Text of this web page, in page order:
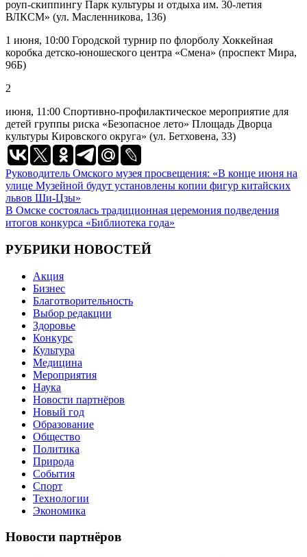
роуп-скиппингу Парк культуры и отдыха им. 30-летия
ВЛКСМ» (ул. Масленникова, 136)
1 июня, 10:00 Городской турнир по флорболу Хоккейная
коробка детско-юношеского центра «Смена» (проспект Мира,
96Б)
2
июня, 11:00 Спортивно-профилактическое мероприятие для
детей группы риска «Безопасное лето» Площадь Дворца
культуры Кировского округа» (ул. Бетховена, 33)
Навигация
по
записям
Руководитель Омского музея просвещения: «B конце июня на
улице Музейной будут установлены копии фигур китайских
львов Ши-Цзы»
В Омске состоялась традиционная церемония подведения
итогов конкурса «Библиотека года»
РУБРИКИ НОВОСТЕЙ
Акция
Бизнес
Благотворительность
Выбор редакции
Здоровье
Конкурс
Культура
Медицина
Мероприятия
Наука
Новости партнёров
Новый год
Образование
Общество
Политика
Природа
События
Спорт
Технологии
Экономика
Новости партнёров